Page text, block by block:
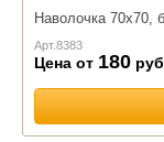
Наволочка 70х70,
Арт.8383
Цена от 180